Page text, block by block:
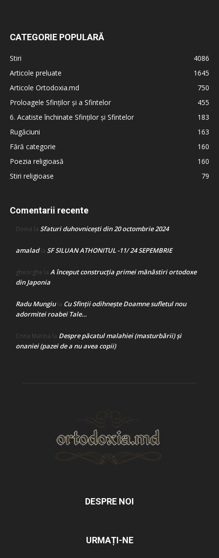
CATEGORIE POPULARĂ
Stiri
4086
Articole preluate
1645
Articole Ortodoxia.md
750
Proloagele Sfinților și a Sfintelor
455
6. Acatiste închinate Sfinților și Sfintelor
183
Rugăciuni
163
Fără categorie
160
Poezia religioasă
160
Stiri religioase
79
Comentarii recente
Doina la Sfaturi duhovnicești din 20 octombrie 2024
amaladla SF SILUAN ATHONITUL -11/ 24 SEPEMBRIE
gheorghe la A început construcţia primei mănăstiri ortodoxe
din Japonia
Radu Mungiula Cu Sfinții odihnește Doamne sufletul nou
adormitei roabei Tale…
Crina Marina la Despre păcatul malahiei (masturbării) şi
onaniei (pazei de a nu avea copii)
DESPRE NOI
URMAȚI-NE